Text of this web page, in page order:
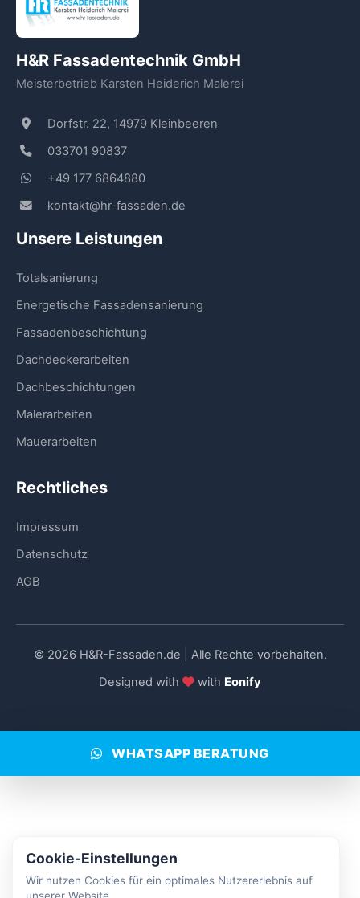
H&R Fassadentechnik GmbH
Meisterbetrieb Karsten Heiderich Malerei
Dorfstr. 22, 14979 Kleinbeeren
033701 90837
+49 177 6864880
kontakt@hr-fassaden.de
Unsere Leistungen
Totalsanierung
Energetische Fassadensanierung
Fassadenbeschichtung
Dachdeckerarbeiten
Dachbeschichtungen
Malerarbeiten
Mauerarbeiten
Rechtliches
Impressum
Datenschutz
AGB
© 2026 H&R-Fassaden.de | Alle Rechte vorbehalten.
Designed with
with Eonify
WHATSAPP BERATUNG
Cookie-Einstellungen
Wir nutzen Cookies für ein optimales Nutzererlebnis auf